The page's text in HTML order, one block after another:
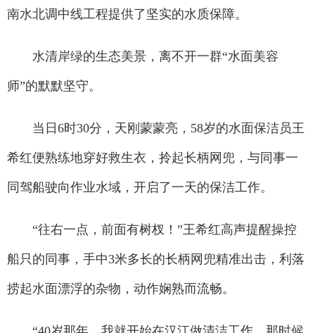
南水北调中线工程提供了坚实的水质保障。
水清岸绿的生态美景，离不开一群“水面美容
师”的默默坚守。
当日6时30分，天刚蒙蒙亮，58岁的水面保洁员王
希红便熟练地穿好救生衣，拎起长柄网兜，与同事一
同驾船驶向作业水域，开启了一天的保洁工作。
“往右一点，前面有树杈！”王希红高声提醒操控
船只的同事，手中3米多长的长柄网兜精准出击，利落
捞起水面漂浮的杂物，动作娴熟而流畅。